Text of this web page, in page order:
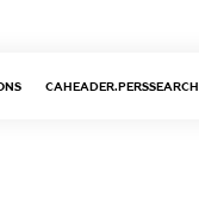
CAHEADER.PERSSEARCH